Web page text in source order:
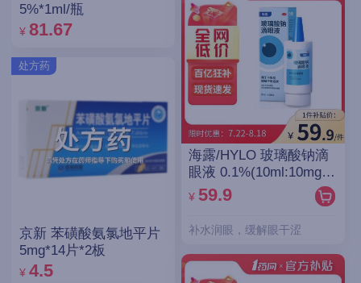
5%*1ml/瓶
¥ 81.67
处方药
京新 苯磺酸氨氯地平片
5mg*14片*2板
¥ 4.5
海露/HYLO 玻璃酸钠滴
眼液 0.1%(10ml:10mg)/
支(OTC)
¥ 59.9
补水润眼，缓解眼干涩